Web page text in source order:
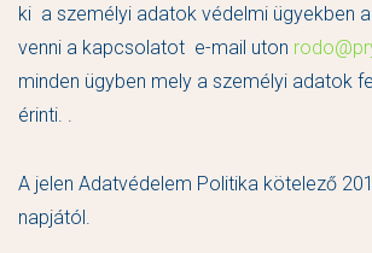
ki a személyi adatok védelmi ügyekben
venni a kapcsolatot e-mail uton
minden ügyben mely a személyi adatok
érinti. .
A jelen Adatvédelem Politika kötelező
napjától.